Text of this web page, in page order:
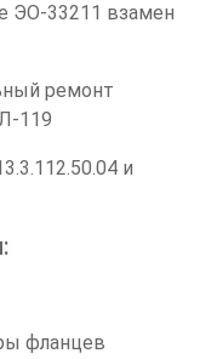
ЭО-33211 взамен
ремонт
119
и
фланцев